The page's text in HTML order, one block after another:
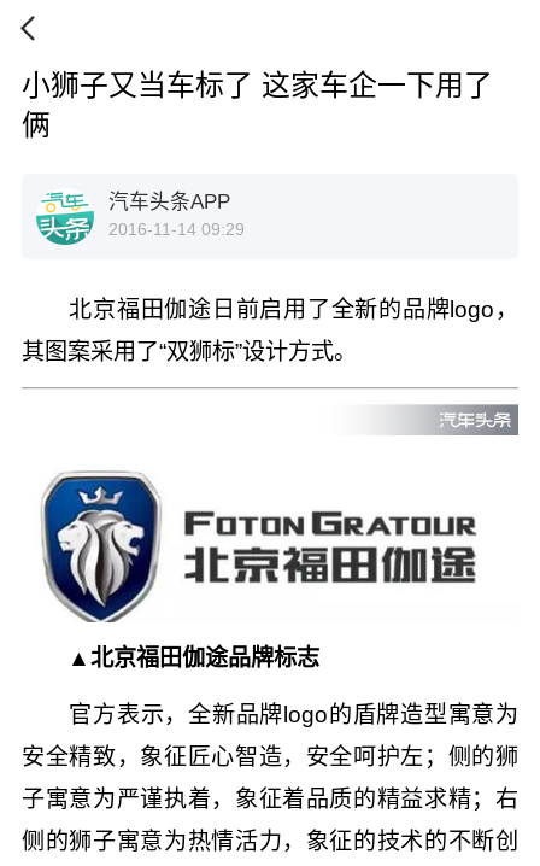
小狮子又当车标了 这家车企一下用了
俩
汽车头条APP
2016-11-14 09:29
北京福田伽途日前启用了全新的品牌logo，
其图案采用了“双狮标”设计方式。
▲北京福田伽途品牌标志
官方表示，全新品牌logo的盾牌造型寓意为
安全精致，象征匠心智造，安全呵护左；侧的狮
子寓意为严谨执着，象征着品质的精益求精；右
侧的狮子寓意为热情活力，象征的技术的不断创